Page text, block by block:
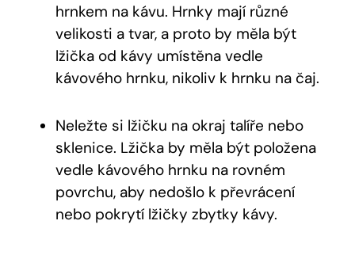
⁣hrnkem na ​kávu. Hrnky mají různé
velikosti a tvar, a proto by⁤ měla být
lžička od kávy umístěna vedle
kávového hrnku, nikoliv k hrnku na ⁢čaj.
Neležte si lžičku na okraj talíře‍ nebo ​
sklenice. Lžička by měla být položena
vedle ​kávového hrnku na rovném
povrchu, ​aby nedošlo k převrácení
nebo pokrytí lžičky zbytky kávy.